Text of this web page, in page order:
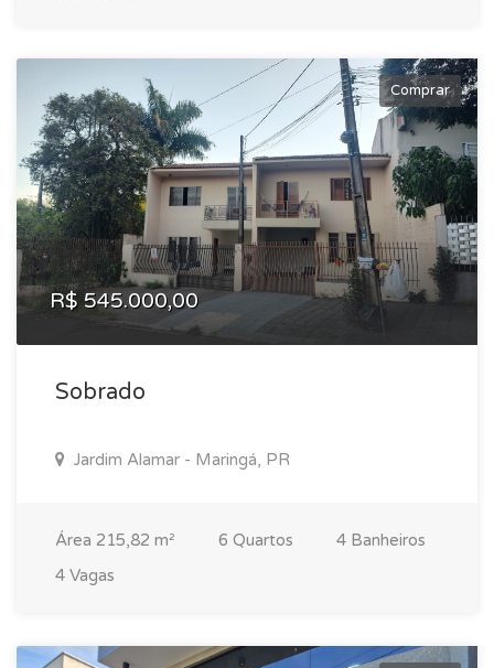
Comprar
R$ 545.000,00
Sobrado
Jardim Alamar - Maringá, PR
Área 215,82 m² 6 Quartos
4 Banheiros
4 Vagas